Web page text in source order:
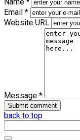
Email *
Website URL
Message *
back to top